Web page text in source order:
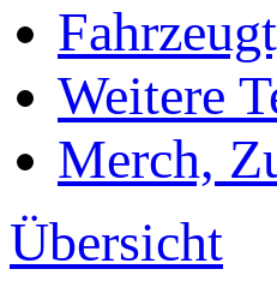
Weitere
Merch,
Übersicht